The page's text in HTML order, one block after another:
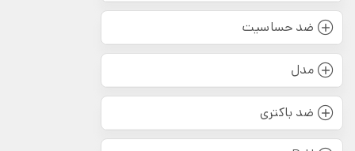
ضد حساسیت
مدل
ضد باکتری